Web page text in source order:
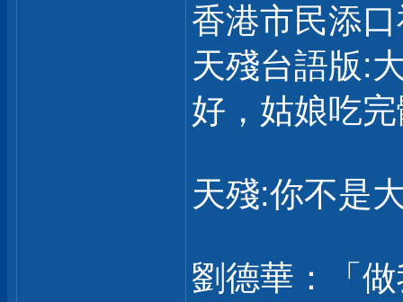
香港市民添
天殘台語版:
好，姑娘吃
天殘:你不是
劉德華：「